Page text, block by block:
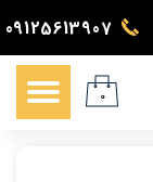
09125613907
۰